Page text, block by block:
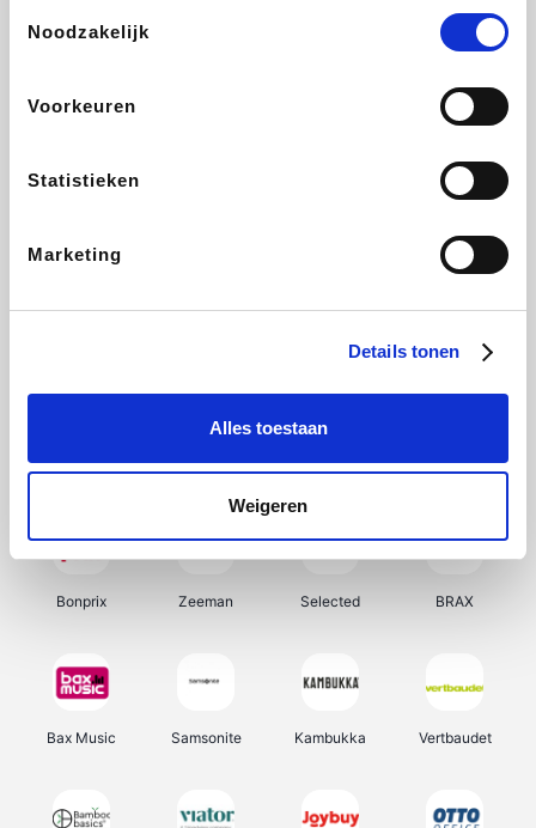
Noodzakelijk
Voorkeuren
Statistieken
Marketing
Details tonen
Alles toestaan
Weigeren
DeubaXXL
Ekoi About You
My Jewellery Tennis Point Samsung Delonghi
Bonprix Zeeman Selected BRAX
Bax Music Samsonite Kambukka Vertbaudet